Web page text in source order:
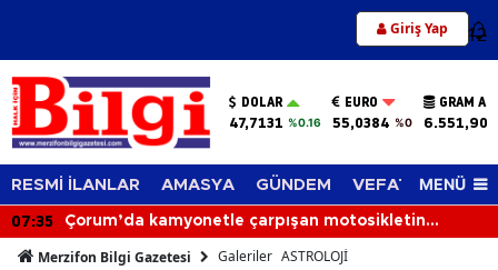
Giriş Yap 12
DOLAR
47,7131 %0.16
EURO
55,0384 %0
GRAM
6.551,90
RESMİ İLANLAR AMASYA GÜNDEM VEFAT EDENLER
MENÜ
06:56 Otomobil Devrildi: 2 Kişi Yaralandı
Merzifon Bilgi Gazetesi Galeriler ASTROLOJİ